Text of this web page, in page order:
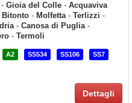
Gioia del Colle - Acquaviva
Bitonto - Molfetta- Terlizzi -
- Canosa di Puglia-
- Termoli
A2 SS534 SS106 SS7
Dettagli